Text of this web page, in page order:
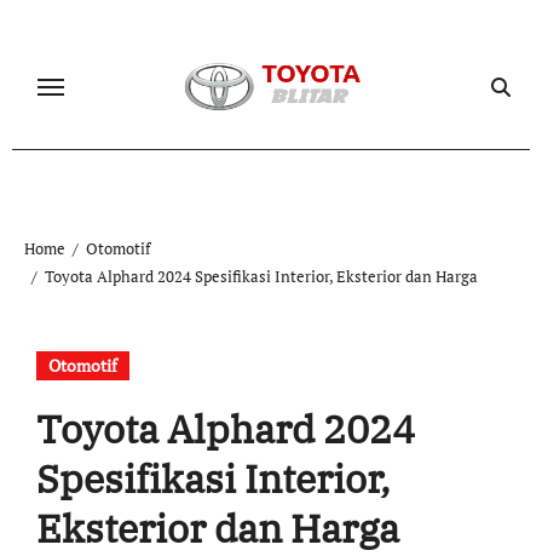
content
Home
Otomotif
Toyota Alphard 2024 Spesifikasi Interior, Eksterior dan Harga
Otomotif
Toyota Alphard 2024
Spesifikasi Interior,
Eksterior dan Harga